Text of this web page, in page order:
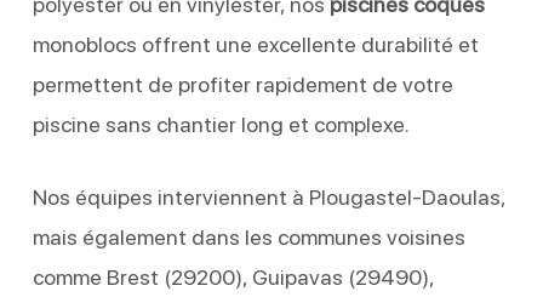
monoblocs offrent une excellente durabilité et
permettent de profiter rapidement de votre
piscine sans chantier long et complexe.
Nos équipes interviennent à Plougastel-Daoulas,
mais également dans les communes voisines
comme Brest (29200), Guipavas (29490),